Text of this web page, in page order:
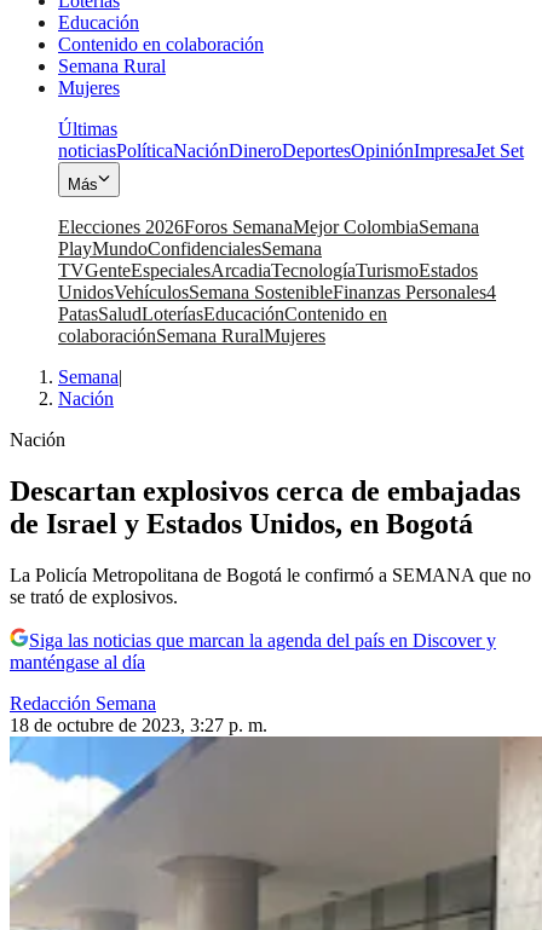
Educación
Contenido en colaboración
Semana Rural
Mujeres
Últimas
noticiasPolíticaNaciónDineroDeportesOpiniónImpresaJet Set
Más
Elecciones 2026Foros SemanaMejor ColombiaSemana
PlayMundoConfidencialesSemana
TVGenteEspecialesArcadiaTecnologíaTurismoEstados
UnidosVehículosSemana SostenibleFinanzas Personales4
PatasSaludLoteríasEducaciónContenido en
colaboraciónSemana RuralMujeres
Semana|
Nación
Nación
Descartan explosivos cerca de embajadas
de Israel y Estados Unidos, en Bogotá
La Policía Metropolitana de Bogotá le confirmó a SEMANA que no
se trató de explosivos.
Siga las noticias que marcan la agenda del país en Discover y
manténgase al día
Redacción Semana
18 de octubre de 2023, 3:27 p. m.